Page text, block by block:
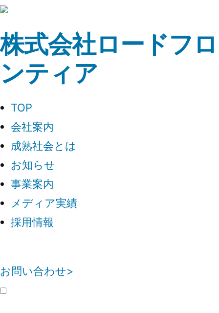
コ
テ
ン
ツ
へ
ス
キ
ッ
プ
株式会社ロードフロ
ンティア
TOP
会社案内
成熟社会とは
お知らせ
事業案内
メディア実績
採用情報
お問い合わせ>